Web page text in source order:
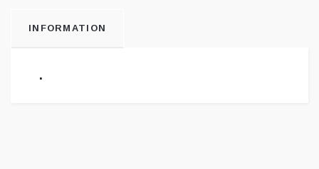
INFORMATION
.